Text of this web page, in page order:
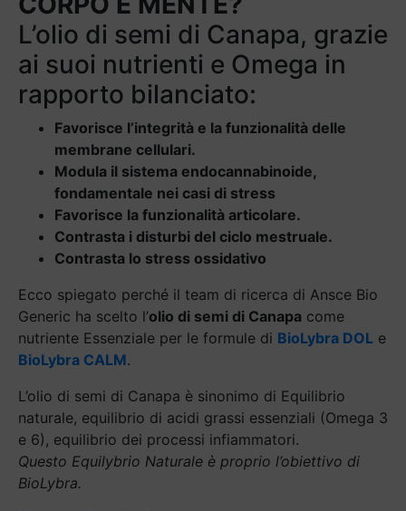
L’olio di semi di Canapa, grazie
ai suoi nutrienti e Omega in
rapporto bilanciato:
Favorisce l’integrità e la funzionalità delle
membrane cellulari.
Modula il sistema endocannabinoide,
fondamentale nei casi di stress
Favorisce la funzionalità articolare.
Contrasta i disturbi del ciclo mestruale.
Contrasta lo stress ossidativo
Ecco spiegato perché il team di ricerca di Ansce Bio
Generic ha scelto l’olio di semi di Canapa come
nutriente Essenziale per le formule di BioLybra DOL e
BioLybra CALM.
L’olio di semi di Canapa è sinonimo di Equilibrio
naturale, equilibrio di acidi grassi essenziali (Omega 3
e 6), equilibrio dei processi infiammatori.
Questo Equilybrio Naturale è proprio l’obiettivo di
BioLybra.